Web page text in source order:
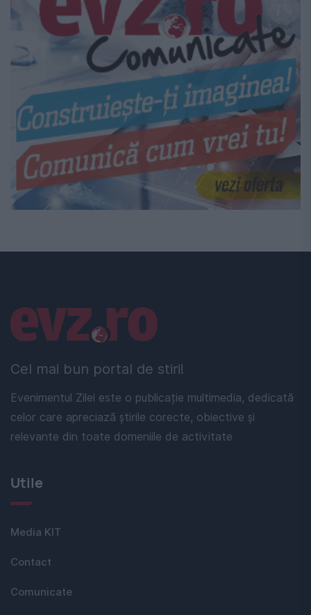
Cel mai bun portal de stiri!
Evenimentul Zilei este o publicație multimedia, dedicată
celor care apreciază știrile corecte, obiective și
relevante din toate domeniile de activitate
Linkuri utile
Utile
Media KIT
Contact
Comunicate